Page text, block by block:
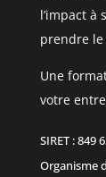
l’impact à
prendre
Une
votre
SIRET : 849
Organisme